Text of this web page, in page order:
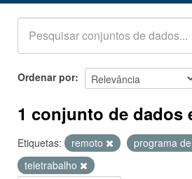
Organizações
Grupos
Sobre
Ordenar por
1 conjunto de dados
Etiquetas: remoto
programa
teletrabalho